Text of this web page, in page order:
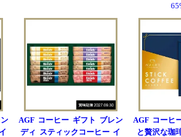
AGF コーヒー ギフト ブレン
ディ スティックコーヒー イ
AGF コーヒ
と贅沢な珈